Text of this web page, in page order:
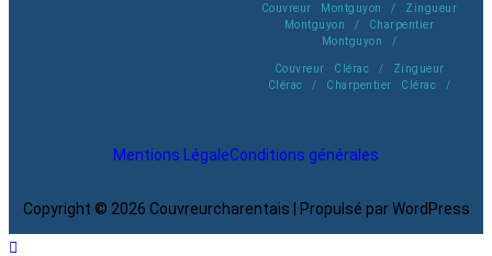
Couvreur Montguyon / Zingueur
Montguyon / Charpentier
Montguyon /
Couvreur Clérac / Zingueur
Clérac / Charpentier Clérac /
Mentions LégaleConditions générales
Copyright © 2026 Couvreurcharentais | Propulsé par WordPress